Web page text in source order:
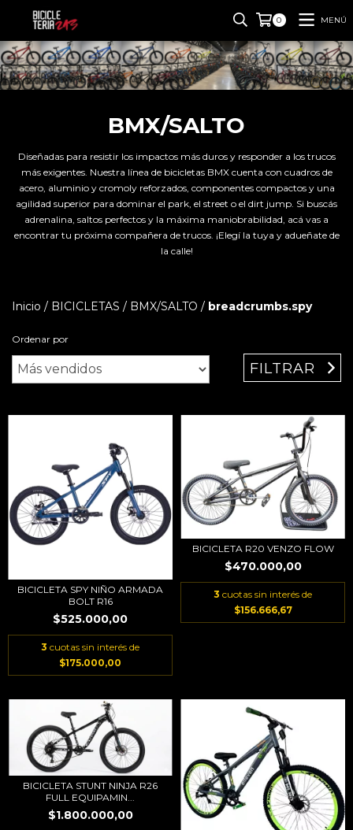
0 MENÚ
BMX/SALTO
Diseñadas para resistir los impactos más duros y responder a los trucos
más exigentes. Nuestra línea de bicicletas BMX cuenta con cuadros de
acero, aluminio y cromoly reforzados, componentes compactos y una
agilidad superior para dominar el park, el street o el dirt jump. Si buscás
adrenalina, saltos perfectos y la máxima maniobrabilidad, acá vas a
encontrar tu próxima compañera de trucos. ¡Elegí la tuya y adueñate de
la calle!
Inicio / BICICLETAS / BMX/SALTO / breadcrumbs.spy
Ordenar por
FILTRAR
BICICLETA SPY NIÑO ARMADA
BOLT R16
$525.000,00
3 cuotas sin interés de
$175.000,00
BICICLETA R20 VENZO FLOW
$470.000,00
3 cuotas sin interés de
$156.666,67
BICICLETA STUNT NINJA R26
FULL EQUIPAMIN...
$1.800.000,00